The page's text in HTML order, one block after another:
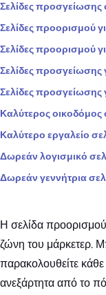
Σελίδες
Σελίδες προορισμού
Σελίδες προορισμού
Σελίδες προσγείωσης
Σελίδες προσγείωσης
Καλύτερος
Καλύτερο εργαλείο
Δωρεάν λογισμικό
Δωρεάν γεννήτρια
Η σελίδα
ζώνη του μάρκετερ.
παρακολουθείτε κάθε
ανεξάρτητα από το